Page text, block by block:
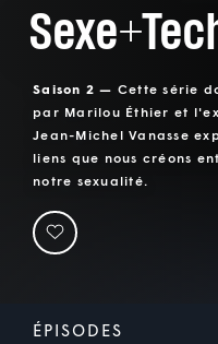
Saison 2 — Cette série
par Marilou Éthier et
Jean-Michel Vanasse
liens que nous créons
notre sexualité.
ÉPISODES